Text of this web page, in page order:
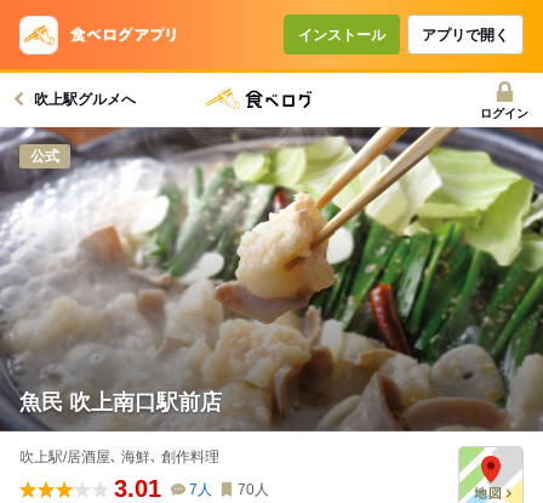
インストール アプリで開く
吹上駅グルメへ
ログイン
公式
魚民 吹上南口駅前店
吹上駅/居酒屋､ 海鮮､ 創作料理
3.01 7 人 70人
コースで使えるクーポン
戻る
クーポンを利用せず予約する